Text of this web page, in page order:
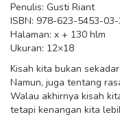
Penulis: Gusti Riant
ISBN: 978-623-5453-03-
Halaman: x + 130 hlm
Ukuran: 12×18
Kisah kita bukan
Namun, juga tentang
Walau akhirnya kisah
tetapi kenangan kita